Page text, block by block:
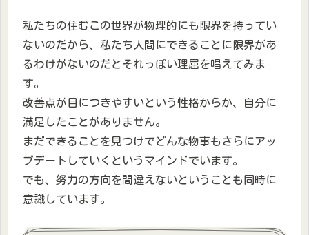
私たちの住むこの世界が物理的にも限界を持ってい
ないのだから、私たち人間にできることに限界があ
るわけがないのだとそれっぽい理屈を唱えてみま
す。
改善点が目につきやすいという性格からか、自分に
満足したことがありません。
まだできることを見つけでどんな物事もさらにアッ
プデートしていくというマインドでいます。
でも、努力の方向を間違えないということも同時に
意識しています。